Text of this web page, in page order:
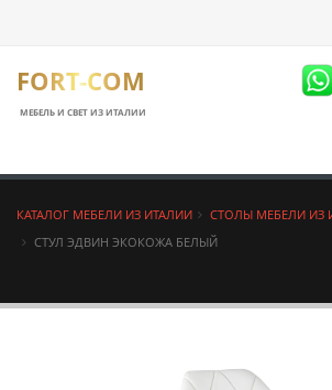
FORT-COM
МЕБЕЛЬ И СВЕТ ИЗ ИТАЛИИ
КАТАЛОГ МЕБЕЛИ ИЗ ИТАЛИИ
СТОЛЫ МЕБЕЛИ ИЗ
СТУЛ ЭДВИН ЭКОКОЖА БЕЛЫЙ